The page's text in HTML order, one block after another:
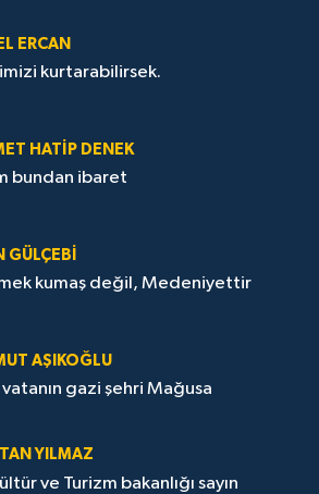
ERCAN
kurtarabilirsek.
HATİP DENEK
bundan ibaret
GÜLÇEBİ
kumaş değil, Medeniyettir
AŞIKOĞLU
vatanın gazi şehri Mağusa
YILMAZ
ve Turizm bakanlığı sayın